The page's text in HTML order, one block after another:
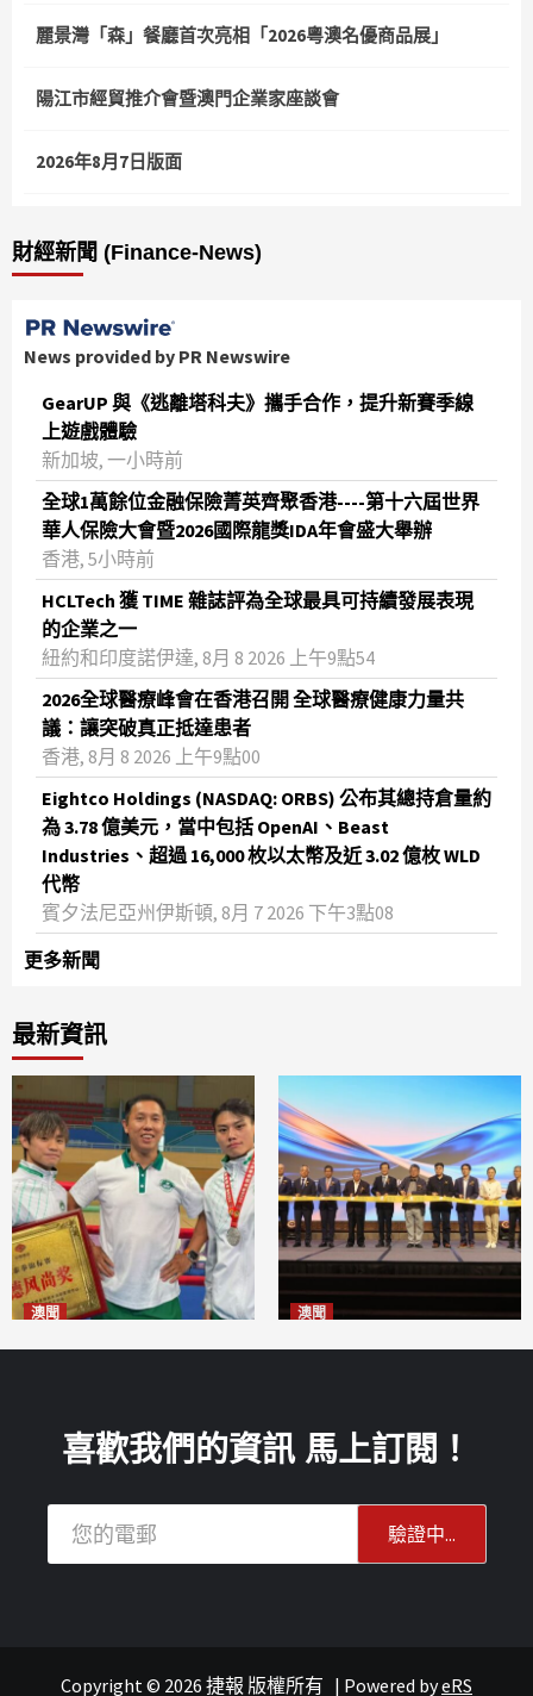
麗景灣「森」餐廳首次亮相「2026粵澳名優商品展」
陽江市經貿推介會暨澳門企業家座談會
2026年8月7日版面
財經新聞 (Finance-News)
News provided by PR Newswire
GearUP 與《逃離塔科夫》攜手合作，提升新賽季線
上遊戲體驗
新加坡, 一小時前
全球1萬餘位金融保險菁英齊聚香港----第十六屆世界
華人保險大會暨2026國際龍獎IDA年會盛大舉辦
香港, 5小時前
HCLTech 獲 TIME 雜誌評為全球最具可持續發展表現
的企業之一
紐約和印度諾伊達, 8月 8 2026 上午9點54
2026全球醫療峰會在香港召開 全球醫療健康力量共
議：讓突破真正抵達患者
香港, 8月 8 2026 上午9點00
Eightco Holdings (NASDAQ: ORBS) 公布其總持倉量約
為 3.78 億美元，當中包括 OpenAI、Beast
Industries、超過 16,000 枚以太幣及近 3.02 億枚 WLD
代幣
賓夕法尼亞州伊斯頓, 8月 7 2026 下午3點08
更多新聞
最新資訊
澳聞 澳聞
喜歡我們的資訊 馬上訂閱！
Copyright © 2026 捷報 版權所有 | Powered byeRS